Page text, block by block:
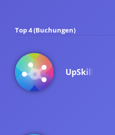
Top 4 (Buchungen)
UpSkill